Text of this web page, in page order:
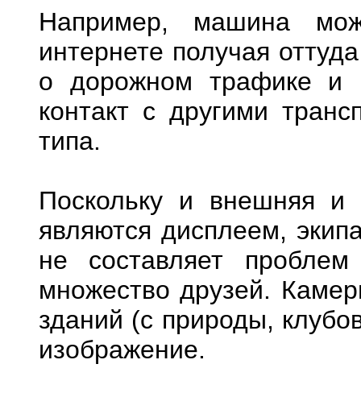
Например, машина
интернете получая
о дорожном трафике и
контакт с другими
типа.
Поскольку и внешняя и
являются дисплеем,
не составляет
множество друзей.
зданий (с природы,
изображение.